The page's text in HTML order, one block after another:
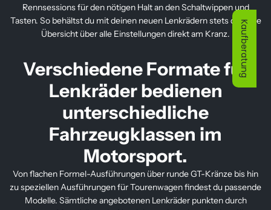
Rennsessions für den nötigen Halt an den Schaltwippen und
Tasten. So behältst du mit deinen neuen Lenkrädern stets die volle
Übersicht über alle Einstellungen direkt am Kranz.
Verschiedene Formate für
Lenkräder bedienen
unterschiedliche
Fahrzeugklassen im
Motorsport.
Von flachen Formel-Ausführungen über runde GT-Kränze bis hin
zu speziellen Ausführungen für Tourenwagen findest du passende
Modelle. Sämtliche angebotenen Lenkräder punkten durch
Kaufberatung